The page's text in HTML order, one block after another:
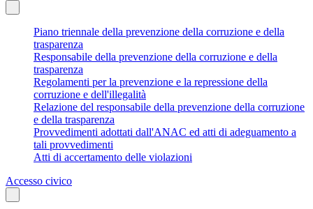
Piano triennale della prevenzione della corruzione e della
trasparenza
Responsabile della prevenzione della corruzione e della
trasparenza
Regolamenti per la prevenzione e la repressione della
corruzione e dell'illegalità
Relazione del responsabile della prevenzione della corruzione
e della trasparenza
Provvedimenti adottati dall'ANAC ed atti di adeguamento a
tali provvedimenti
Atti di accertamento delle violazioni
Accesso civico